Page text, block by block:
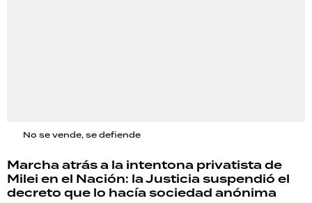
No se vende, se defiende
Marcha atrás a la intentona privatista de
Milei en el Nación: la Justicia suspendió el
decreto que lo hacía sociedad anónima